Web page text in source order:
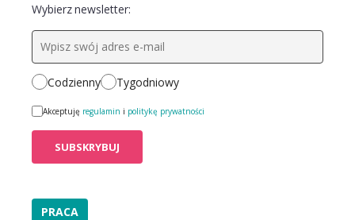
Wybierz newsletter:
Codzienny Tygodniowy
Akceptuję regulamin i politykę prywatności
PRACA